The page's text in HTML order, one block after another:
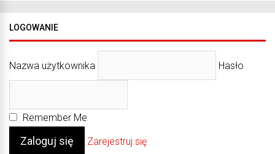
LOGOWANIE
Nazwa użytkownika Hasło
Remember Me
Zarejestruj się